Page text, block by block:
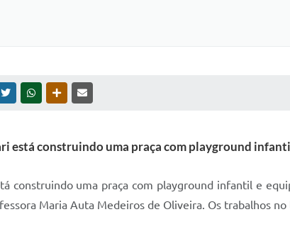
TWITTERWHATSAPPOUTRAS MÍDIAS
está construindo uma praça com playground
construindo uma praça com playground infantil e
Maria Auta Medeiros de Oliveira. Os trabalhos